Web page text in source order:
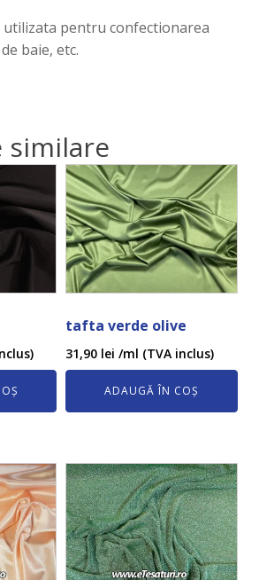
pentru confectionarea
baie, etc.
similare
tafta verde olive
31,90 lei /ml (TVA inclus)
ADAUGĂ ÎN COȘ